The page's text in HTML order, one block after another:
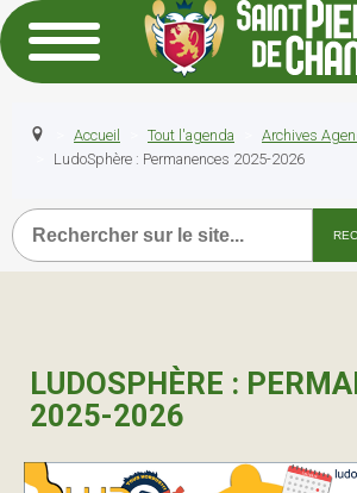
Accueil Tout l'agenda
Archives
LudoSphère : Permanences 2025-2026
Recherche
LUDOSPHÈRE :
2025-2026